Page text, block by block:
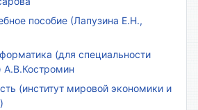
пособие (Лапузина Е.Н.,
(для специальности
(институт мировой экономики и